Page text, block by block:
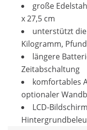
große
x 27,5 cm
unterstützt
Kilogramm,
längere
Zeitabschaltung
komfortables
optionaler
LCD-